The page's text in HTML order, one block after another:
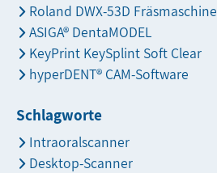
Roland DWX-53D Fräsmaschine
ASIGA® DentaMODEL
KeyPrint KeySplint Soft Clear
hyperDENT® CAM-Software
Schlagworte
Intraoralscanner
Desktop-Scanner